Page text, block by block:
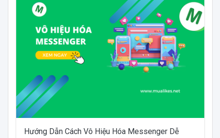
Hướng Dẫn Cách Vô Hiệu Hóa Messenger Dễ